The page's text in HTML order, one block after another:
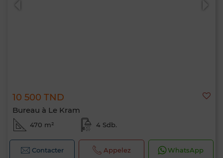
10 500 TND
Bureau à Le Kram
470 m² 4 Sdb.
Contacter Appelez WhatsApp